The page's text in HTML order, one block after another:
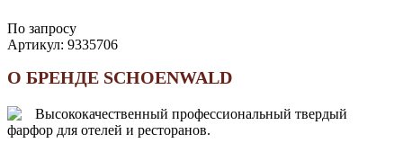
По запросу
Артикул: 9335706
О БРЕНДЕ SCHOENWALD
Высококачественный профессиональный твердый
фарфор для отелей и ресторанов.